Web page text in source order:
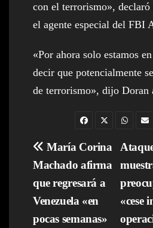
con el terrorismo», declaró
el agente especial del FBI
«Por ahora solo estamos
decir que potencialmente
de terrorismo», dijo Doran
Navegación
de
entradas
«cese
María Corina
Machado afirma
que regresará a
Venezuela «en
pocas semanas»